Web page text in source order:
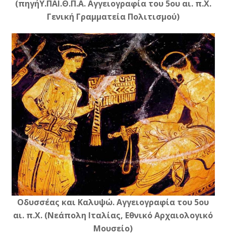
(πηγήΥ.ΠΑΙ.Θ.Π.Α. Αγγειογραφία του 5ου αι. π.X.
Γενική Γραμματεία Πολιτισμού)
Οδυσσέας και Kαλυψώ. Αγγειογραφία του 5ου
αι. π.X. (Nεάπολη Iταλίας, Εθνικό Αρχαιολογικό
Mουσείο)